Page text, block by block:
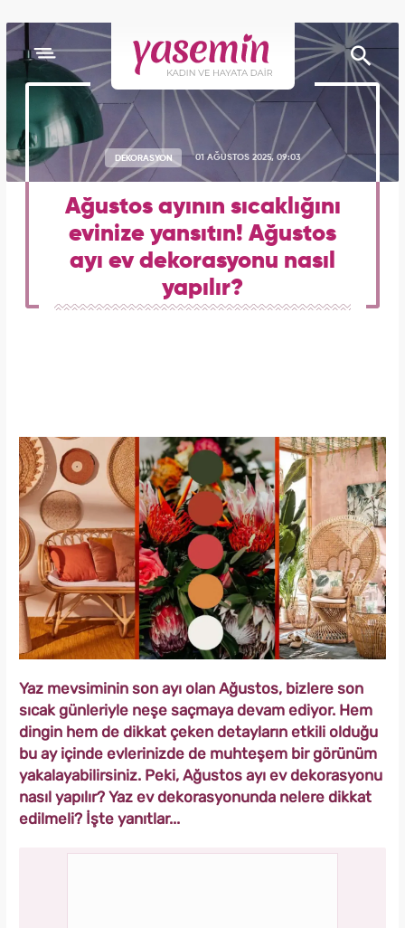
DEKORASYON 01 AĞUSTOS 2025, 09:03
Ağustos ayının sıcaklığını
evinize yansıtın! Ağustos
ayı ev dekorasyonu nasıl
yapılır?
Yaz mevsiminin son ayı olan Ağustos, bizlere son
sıcak günleriyle neşe saçmaya devam ediyor. Hem
dingin hem de dikkat çeken detayların etkili olduğu
bu ay içinde evlerinizde de muhteşem bir görünüm
yakalayabilirsiniz. Peki, Ağustos ayı ev dekorasyonu
nasıl yapılır? Yaz ev dekorasyonunda nelere dikkat
edilmeli? İşte yanıtlar...